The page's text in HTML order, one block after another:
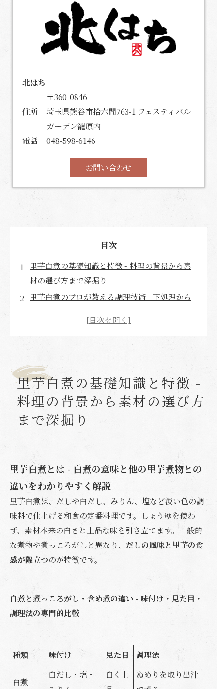
北はち
住所
〒360-0846
埼玉県熊谷市拾六間763-1 フェスティバル
ガーデン籠原内
電話
048-598-6146
お問い合わせ
目次
里芋白煮の基礎知識と特徴 - 料理の背景から素
材の選び方まで深掘り
里芋白煮のプロが教える調理技術 - 下処理から
調理トラブル解決Q&Aと白煮の保存活用術
統と現代の融合で魅力を最大化
まとめ
店舗概要
里芋白煮の基礎知識と特徴 -
料理の背景から素材の選び方
まで深掘り
里芋白煮とは - 白煮の意味と他の里芋煮物との
違いをわかりやすく解説
里芋白煮は、だしや白だし、みりん、塩など淡い色の調
味料で仕上げる和食の定番料理です。しょうゆを使わ
ず、素材本来の白さと上品な味を引き立てます。一般的
な煮物や煮っころがしと異なり、 だしの風味と里芋の食
感が際立つのが特徴です。
白煮と煮っころがし・含め煮の違い - 味付け・見た目・
調理法の専門的比較
種類 味付け 見た目 調理法
白煮
白だし・塩・
白く上
ぬめりを取り出汁